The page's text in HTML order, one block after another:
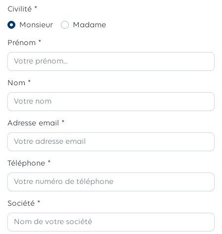
Civilité *
Monsieur
Madame
Prénom *
Nom *
Adresse email *
Téléphone *
Société *